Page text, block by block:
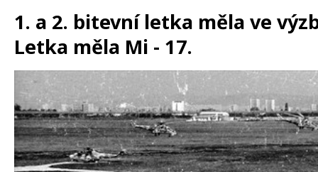
1. a 2. bitevní letka měla ve
Letka měla Mi - 17.